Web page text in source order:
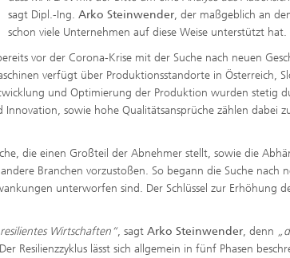
sagt Dipl.-Ing.Arko Steinwender, der maßgeblich an
schon viele Unternehmen auf diese Weise unterstützt hat.
vor der Corona-Krise mit der Suche nach neuen
verfügt über Produktionsstandorte in Österreich,
und Optimierung der Produktion wurden stetig
sowie hohe Qualitätsansprüche zählen dabei
die einen Großteil der Abnehmer stellt, sowie die
Branchen vorzustoßen. So begann die Suche nach
unterworfen sind. Der Schlüssel zur Erhöhung
Wirtschaften“, sagt Arko Steinwender, denn
Resilienzzyklus lässt sich allgemein in fünf Phasen